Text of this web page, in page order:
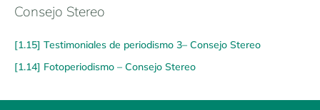
Consejo Stereo
[1.15] Testimoniales de periodismo 3– Consejo Stereo
[1.14] Fotoperiodismo – Consejo Stereo